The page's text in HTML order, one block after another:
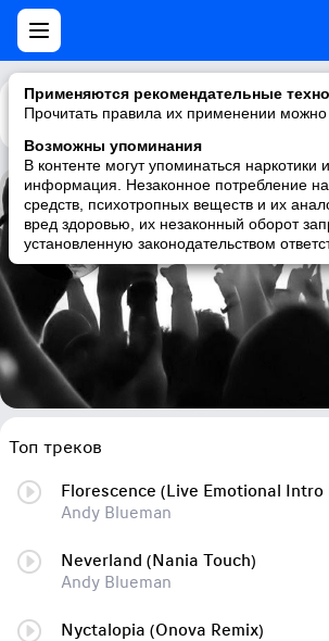
Применяются рекомендательные
Прочитать правила их применении
Возможны упоминания
В контенте могут упоминаться наркотики
информация. Незаконное потребление
средств, психотропных веществ и их
вред здоровью, их незаконный оборот
установленную законодательством
Каталог Рекомендации
Andy Blueman
Топ треков
Florescence (Live Emotional Intro
Andy Blueman
Neverland (Nania Touch)
Andy Blueman
Nyctalopia (Onova Remix)